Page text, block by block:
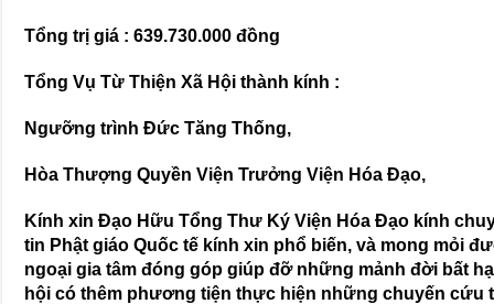
Tổng trị giá : 639.730.000 đồng
Tổng Vụ Từ Thiện Xã Hội thành kính :
Ngưỡng trình Đức Tăng Thống,
Hòa Thượng Quyền Viện Trưởng Viện Hóa Đạo,
Kính xin Đạo Hữu Tổng Thư Ký Viện Hóa Đạo kính
tin Phật giáo Quốc tế kính xin phổ biến, và mong mỏi
ngoại gia tâm đóng góp giúp đỡ những mảnh đời bất
hội có thêm phương tiện thực hiện những chuyến cứu